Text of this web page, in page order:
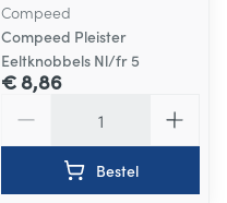
Compeed
Compeed Pleister
Eeltknobbels Nl/fr 5
€ 8,86
Bestel